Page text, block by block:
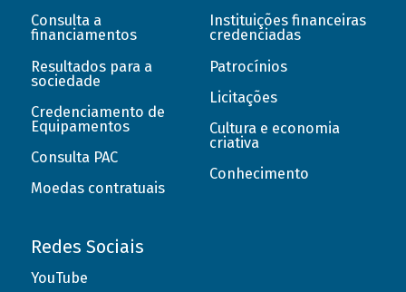
Consulta a
financiamentos
Resultados para a
sociedade
Credenciamento de
Equipamentos
Consulta PAC
Moedas contratuais
Instituições financeiras
credenciadas
Patrocínios
Licitações
Cultura e economia
criativa
Conhecimento
Redes Sociais
YouTube